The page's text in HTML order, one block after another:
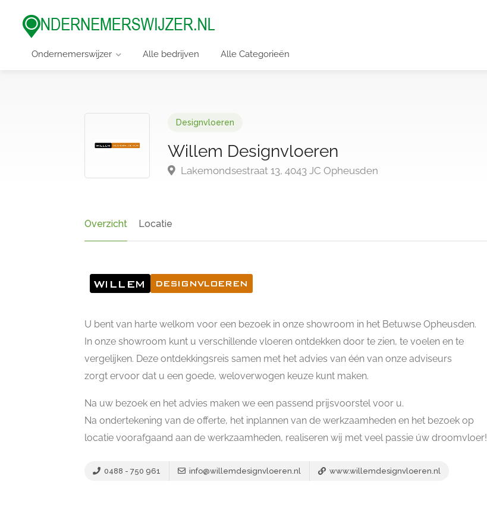
Ondernemerswijzer Alle bedrijven Alle Categorieën
Designvloeren
Willem Designvloeren
Lakemondsestraat 13, 4043 JC Opheusden
Overzicht Locatie
U bent van harte welkom voor een bezoek in onze showroom in het Betuwse Opheusden.
In onze showroom kunt u verschillende vloeren ontdekken door te zien, te voelen en te
vergelijken. Deze ontdekkingsreis samen met het advies van één van onze adviseurs
zorgt ervoor dat u een goede, weloverwogen keuze kunt maken.
Na uw bezoek en het advies maken we een passend prijsvoorstel voor u.
Na ondertekening van de offerte, het inplannen van de werkzaamheden en het bezoek op
locatie voorafgaand aan de werkzaamheden, realiseren wij met veel passie úw droomvloer!
0488 - 750 961 info@willemdesignvloeren.nl www.willemdesignvloeren.nl